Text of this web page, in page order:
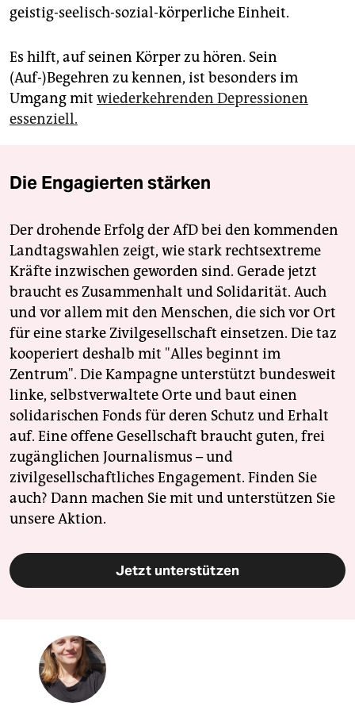
geistig-seelisch-sozial-körperliche Einheit.
Es hilft, auf seinen Körper zu hören. Sein
(Auf-)Begehren zu kennen, ist besonders im
Umgang mit wiederkehrenden Depressionen
essenziell.
Die Engagierten stärken
Der drohende Erfolg der AfD bei den kommenden
Landtagswahlen zeigt, wie stark rechtsextreme
Kräfte inzwischen geworden sind. Gerade jetzt
braucht es Zusammenhalt und Solidarität. Auch
und vor allem mit den Menschen, die sich vor Ort
für eine starke Zivilgesellschaft einsetzen. Die taz
kooperiert deshalb mit "Alles beginnt im
Zentrum". Die Kampagne unterstützt bundesweit
linke, selbstverwaltete Orte und baut einen
solidarischen Fonds für deren Schutz und Erhalt
auf. Eine offene Gesellschaft braucht guten, frei
zugänglichen Journalismus – und
zivilgesellschaftliches Engagement. Finden Sie
auch? Dann machen Sie mit und unterstützen Sie
unsere Aktion.
Jetzt unterstützen